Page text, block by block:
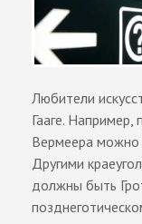
Любители
Гааге.
Вермеера можно
Другими
должны быть